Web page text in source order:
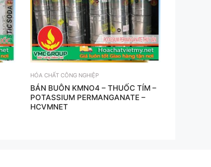
HÓA CHẤT CÔNG NGHIỆP
BÁN BUÔN KMNO4 – THUỐC TÍM –
POTASSIUM PERMANGANATE –
HCVMNET